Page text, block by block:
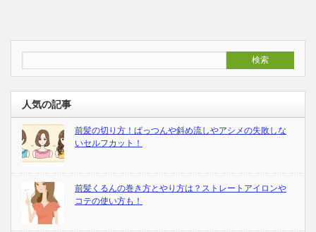
人気の記事
前髪の切り方！ぱっつんや斜め流しやアシメの失敗しな
いセルフカット！
前髪くるんの巻き方とやり方は？ストレートアイロンや
コテの使い方も！